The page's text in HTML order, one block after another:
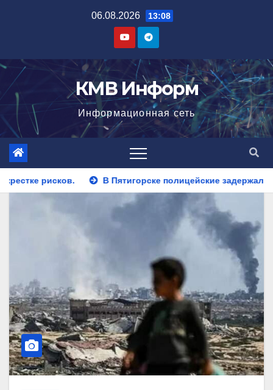
06.08.2026 13:08
КМВ Информ
Информационная сеть
полицейские задержали закладчика, пытавшегося